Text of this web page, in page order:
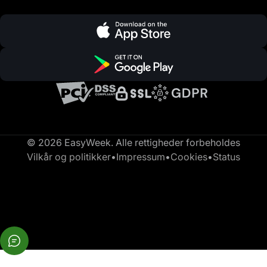
© 2026 EasyWeek. Alle rettigheder forbeholdes
Vilkår og politikker•Impressum•Cookies•Status